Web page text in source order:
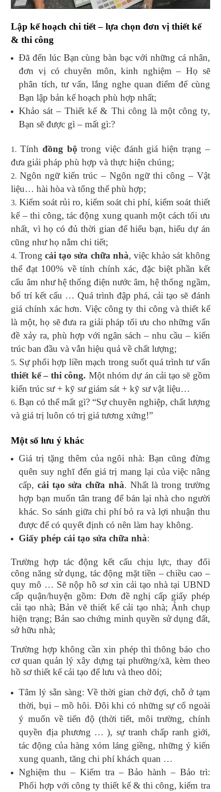
Lập kế hoạch chi tiết – lựa chọn đơn vị thiết kế
& thi công
Đã đến lúc Bạn cùng bàn bạc với những cá nhân,
đơn vị có chuyên môn, kinh nghiệm – Họ sẽ
phân tích, tư vấn, lắng nghe quan điểm để cùng
Bạn lập bản kế hoạch phù hợp nhất;
Khảo sát – Thiết kế & Thi công là một công ty,
Bạn sẽ được gì – mất gì:?
Tính đồng bộtrong việc đánh giá hiện trạng –
đưa giải pháp phù hợp và thực hiện chúng;
Ngôn ngữ kiến trúc – Ngôn ngữ thi công – Vật
liệu… hài hòa và tổng thể phù hợp;
Kiểm soát rủi ro, kiểm soát chi phí, kiểm soát thiết
kế – thi công, tác động xung quanh một cách tối ưu
nhất, vì họ có đủ thời gian để hiểu bạn, hiểu dự án
cũng như họ nắm chi tiết;
Trong cải tạo sửa chữa nhà, việc khảo sát không
thể đạt 100% về tính chính xác, đặc biệt phần kết
cấu âm như hệ thống điện nước âm, hệ thống ngầm,
bố trí kết cấu … Quá trình đập phá, cải tạo sẽ đánh
giá chính xác hơn. Việc công ty thi công và thiết kế
là một, họ sẽ đưa ra giải pháp tối ưu cho những vấn
đề xảy ra, phù hợp với ngân sách – nhu cầu – kiến
trúc ban đầu và vẫn hiệu quả về chất lượng;
Sự phối hợp liền mạch trong suốt quá trình tư vấn
thiết kế – thi công. Một nhóm dự án cải tạo sẽ gồm
kiến trúc sư + kỹ sư giám sát + kỹ sư vật liệu…
Bạn có thể mất gì? “Sự chuyên nghiệp, chất lượng
và giá trị luôn có trị giá tương xứng!”
Một số lưu ý khác
Giá trị tặng thêm của ngôi nhà: Bạn cũng đừng
quên suy nghĩ đến giá trị mang lại của việc nâng
cấp,cải tạo sửa chữa nhà. Nhất là trong trường
hợp bạn muốn tân trang để bán lại nhà cho người
khác. So sánh giữa chi phí bỏ ra và lợi nhuận thu
được để có quyết định có nên làm hay không.
Giấy phép cải tạo sửa chữa nhà:
Trường hợp tác động kết cấu chịu lực, thay đổi
công năng sử dụng, tác động mặt tiền – chiều cao –
quy mô … Sẽ nộp hồ sơ xin cải tạo nhà tại UBND
cấp quận/huyện gồm: Đơn đề nghị cấp giấy phép
cải tạo nhà; Bản vẽ thiết kế cải tạo nhà; Ảnh chụp
hiện trạng; Bản sao chứng minh quyền sử dụng đất,
sở hữu nhà;
Trường hợp không cần xin phép thì thông báo cho
cơ quan quản lý xây dựng tại phường/xã, kèm theo
hồ sơ thiết kế cải tạo để lưu và theo dõi;
Tâm lý sẵn sàng: Về thời gian chờ đợi, chỗ ở tạm
thời, bụi – mồ hôi. Đôi khi có những sự cố ngoài
ý muốn về tiến độ (thời tiết, môi trường, chính
quyền địa phương … ), sự tranh chấp ranh giới,
tác động của hàng xóm láng giềng, những ý kiến
xung quanh, tăng chi phí khách quan …
Nghiệm thu – Kiểm tra – Bảo hành – Bảo trì:
Phối hợp với công ty thiết kế & thi công, kiểm tra